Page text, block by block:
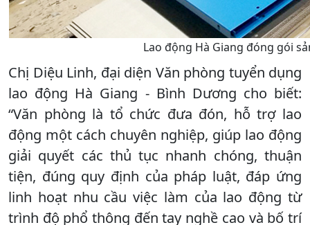
Lao động Hà Giang đóng gói
Chị Diệu Linh, đại diện Văn phòng tuyển dụng
lao động Hà Giang - Bình Dương cho biết:
“Văn phòng là tổ chức đưa đón, hỗ trợ lao
động một cách chuyên nghiệp, giúp lao động
giải quyết các thủ tục nhanh chóng, thuận
tiện, đúng quy định của pháp luật, đáp ứng
linh hoạt nhu cầu việc làm của lao động từ
trình độ phổ thông đến tay nghề cao và bố trí